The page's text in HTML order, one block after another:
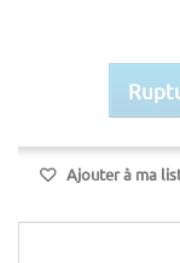
Ajouter à ma